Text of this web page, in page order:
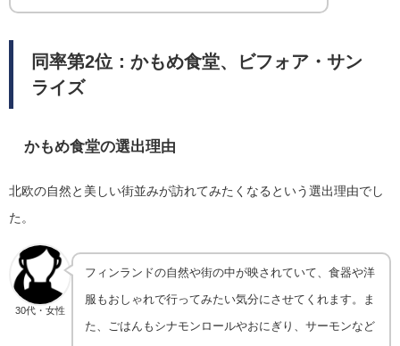
同率第2位： かもめ食堂、ビフォア・サン
ライズ
かもめ食堂の選出理由
北欧の自然と美しい街並みが訪れてみたくなるという選出理由でし
た。
30代・女性
フィンランドの自然や街の中が映されていて、食器や洋
服もおしゃれで行ってみたい気分にさせてくれます。ま
た、ごはんもシナモンロールやおにぎり、サーモンなど